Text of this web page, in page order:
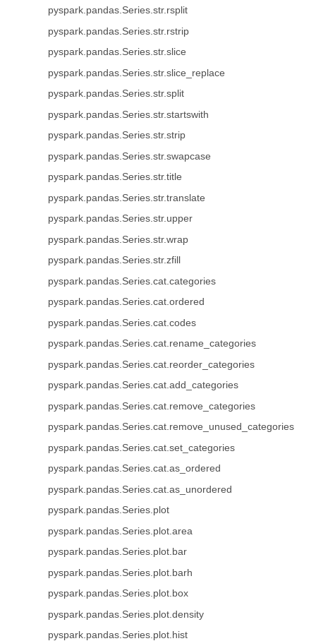
pyspark.pandas.Series.str.rsplit
pyspark.pandas.Series.str.rstrip
pyspark.pandas.Series.str.slice
pyspark.pandas.Series.str.slice_replace
pyspark.pandas.Series.str.split
pyspark.pandas.Series.str.startswith
pyspark.pandas.Series.str.strip
pyspark.pandas.Series.str.swapcase
pyspark.pandas.Series.str.title
pyspark.pandas.Series.str.translate
pyspark.pandas.Series.str.upper
pyspark.pandas.Series.str.wrap
pyspark.pandas.Series.str.zfill
pyspark.pandas.Series.cat.categories
pyspark.pandas.Series.cat.ordered
pyspark.pandas.Series.cat.codes
pyspark.pandas.Series.cat.rename_categories
pyspark.pandas.Series.cat.reorder_categories
pyspark.pandas.Series.cat.add_categories
pyspark.pandas.Series.cat.remove_categories
pyspark.pandas.Series.cat.remove_unused_categories
pyspark.pandas.Series.cat.set_categories
pyspark.pandas.Series.cat.as_ordered
pyspark.pandas.Series.cat.as_unordered
pyspark.pandas.Series.plot
pyspark.pandas.Series.plot.area
pyspark.pandas.Series.plot.bar
pyspark.pandas.Series.plot.barh
pyspark.pandas.Series.plot.box
pyspark.pandas.Series.plot.density
pyspark.pandas.Series.plot.hist